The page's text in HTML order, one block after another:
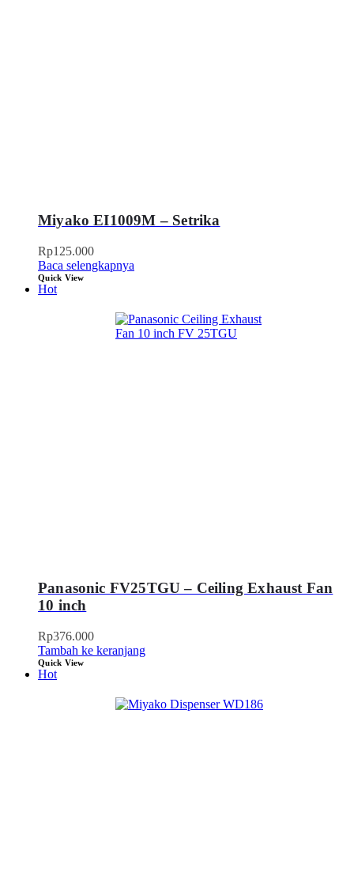
Miyako EI1009M – Setrika
Rp125.000
Baca selengkapnya
Quick View
Hot
Panasonic FV25TGU – Ceiling Exhaust Fan
10 inch
Rp376.000
Tambah ke keranjang
Quick View
Hot